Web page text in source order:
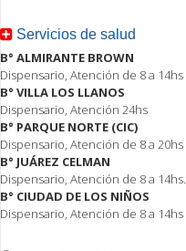
Servicios de salud
B° ALMIRANTE BROWN
Dispensario, Atención de 8 a 14hs
B° VILLA LOS LLANOS
Dispensario, Atención 24hs
B° PARQUE NORTE (CIC)
Dispensario, Atención de 8 a 20hs
B° JUÁREZ CELMAN
Dispensario, Atención de 8 a 14hs.
B° CIUDAD DE LOS NIÑOS
Dispensario, Atención de 8 a 14hs